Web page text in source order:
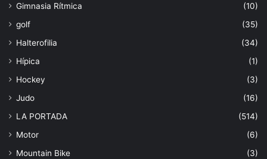
Gimnasia Rítmica
(10)
golf
(35)
Halterofilia
(34)
Hípica
(1)
Hockey
(3)
Judo
(16)
LA PORTADA
(514)
Motor
(6)
Mountain Bike
(3)